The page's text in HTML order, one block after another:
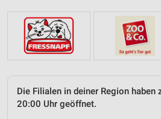
Die Filialen in deiner Region
20:00 Uhr geöffnet.